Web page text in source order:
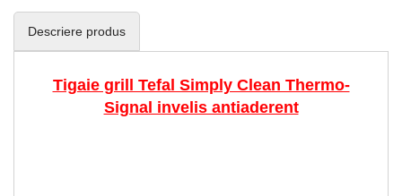
Descriere produs
Tigaie grill Tefal Simply Clean Thermo-
Signal invelis antiaderent